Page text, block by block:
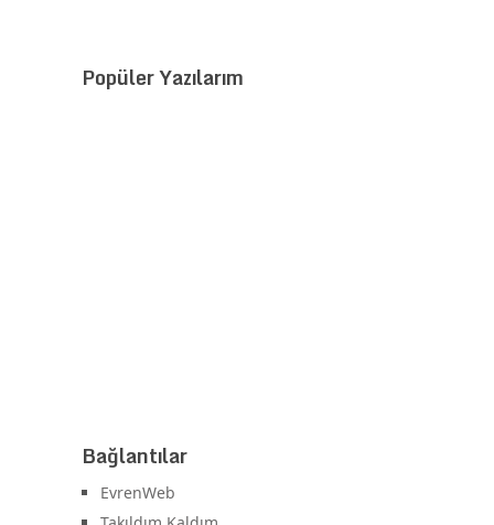
Popüler Yazılarım
Bağlantılar
EvrenWeb